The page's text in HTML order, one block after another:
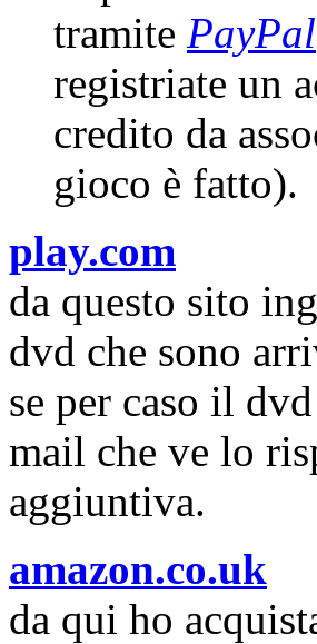
tramite PayPal
registriate un
credito da
gioco è fatto).
play.com
da questo sito
dvd che sono
se per caso il
mail che ve lo
aggiuntiva.
amazon.co.uk
da qui ho